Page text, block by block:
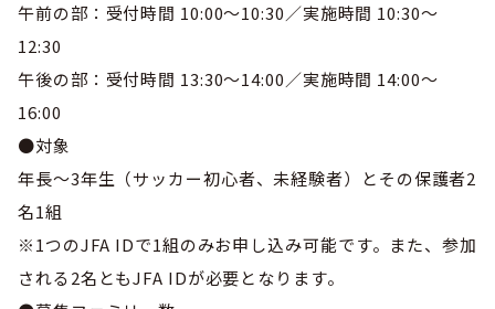
午前の部：受付時間 10:00～10:30／実施時間 10:30～
12:30
午後の部：受付時間 13:30～14:00／実施時間 14:00～
16:00
●対象
年長～3年生（サッカー初心者、未経験者）とその保護者2
名1組
※1つのJFA IDで1組のみお申し込み可能です。また、参加
される2名ともJFA IDが必要となります。